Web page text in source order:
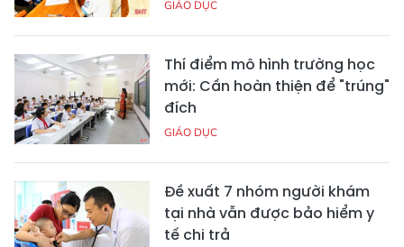
GIÁO DỤC
Thí điểm mô hình trường học
mới: Cần hoàn thiện để "trúng"
đích
GIÁO DỤC
Đề xuất 7 nhóm người khám
tại nhà vẫn được bảo hiểm y
tế chi trả